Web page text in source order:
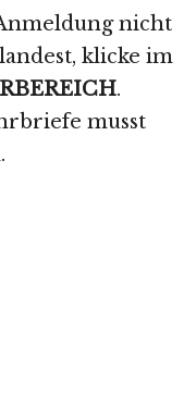
nicht
klicke im
.
musst